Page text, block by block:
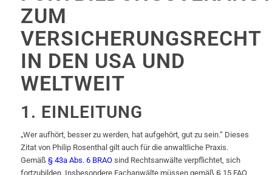
ZUM
VERSICHERUNGSRECHT
IN DEN USA UND
WELTWEIT
1. EINLEITUNG
„Wer aufhört, besser zu werden, hat aufgehört, gut zu sein.“ Dieses
Zitat von Philip Rosenthal gilt auch für die anwaltliche Praxis.
Gemäß § 43a Abs. 6 BRAOsind Rechtsanwälte verpflichtet, sich
fortzubilden. Insbesondere Fachanwälte müssen gemäß § 15 FAO